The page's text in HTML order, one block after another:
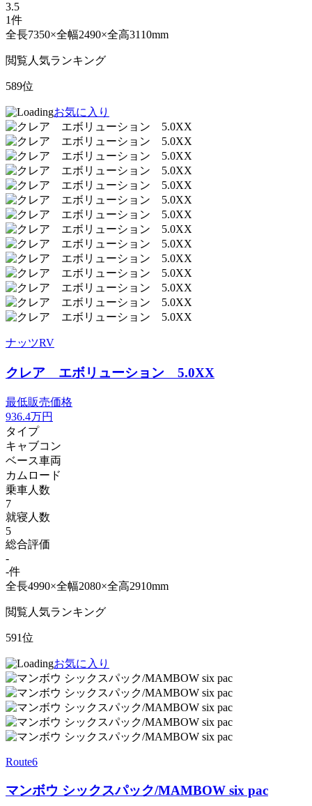
3.5
1件
全長7350×全幅2490×全高3110mm
閲覧人気ランキング
589位
お気に入り
ナッツRV
クレア エボリューション 5.0XX
最低販売価格
936.4万円
タイプ
キャブコン
ベース車両
カムロード
乗車人数
7
就寝人数
5
総合評価
-
-件
全長4990×全幅2080×全高2910mm
閲覧人気ランキング
591位
お気に入り
Route6
マンボウ シックスパック/MAMBOW six pac